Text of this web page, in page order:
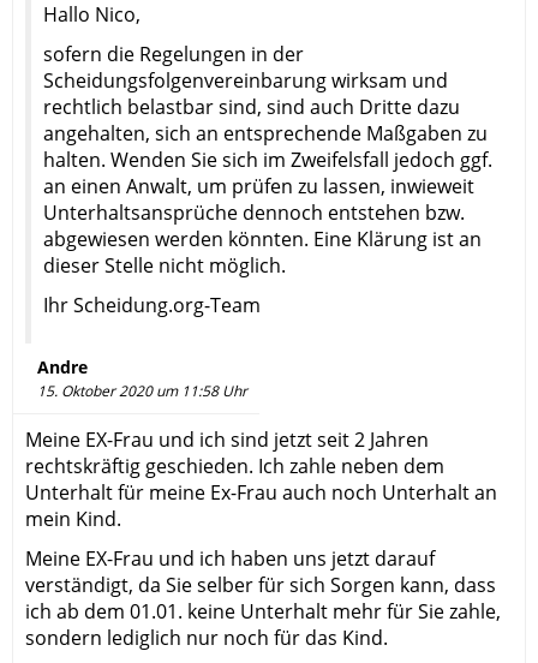
Hallo Nico,
sofern die Regelungen in der
Scheidungsfolgenvereinbarung wirksam und
rechtlich belastbar sind, sind auch Dritte dazu
angehalten, sich an entsprechende Maßgaben zu
halten. Wenden Sie sich im Zweifelsfall jedoch ggf.
an einen Anwalt, um prüfen zu lassen, inwieweit
Unterhaltsansprüche dennoch entstehen bzw.
abgewiesen werden könnten. Eine Klärung ist an
dieser Stelle nicht möglich.
Ihr Scheidung.org-Team
Andre
15. Oktober 2020 um 11:58 Uhr
Meine EX-Frau und ich sind jetzt seit 2 Jahren
rechtskräftig geschieden. Ich zahle neben dem
Unterhalt für meine Ex-Frau auch noch Unterhalt an
mein Kind.
Meine EX-Frau und ich haben uns jetzt darauf
verständigt, da Sie selber für sich Sorgen kann, dass
ich ab dem 01.01. keine Unterhalt mehr für Sie zahle,
sondern lediglich nur noch für das Kind.